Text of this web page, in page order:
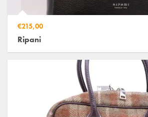
€215,00
Ripani